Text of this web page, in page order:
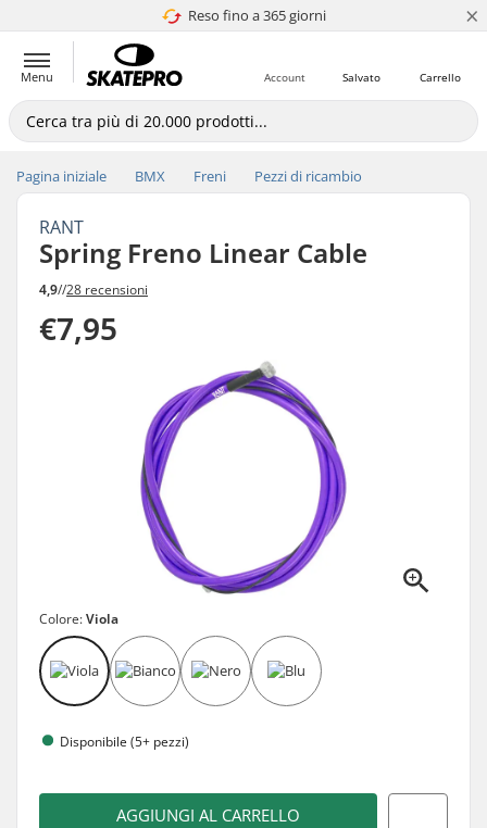
Reso fino a 365 giorni
4.8 di 5 ×
Menu Carrello
Salvato
Account
Pagina iniziale BMX Freni Pezzi di ricambio
RANT
Spring Freno Linear Cable
4,9//28 recensioni
€7,95
Colore:Viola
Disponibile (5+ pezzi)
AGGIUNGI AL CARRELLO